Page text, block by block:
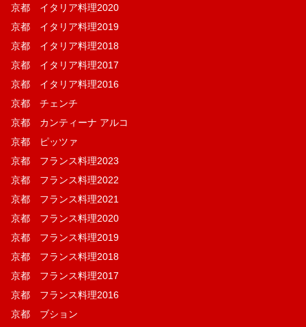
京都 イタリア料理2020
京都 イタリア料理2019
京都 イタリア料理2018
京都 イタリア料理2017
京都 イタリア料理2016
京都 チェンチ
京都 カンティーナ アルコ
京都 ピッツァ
京都 フランス料理2023
京都 フランス料理2022
京都 フランス料理2021
京都 フランス料理2020
京都 フランス料理2019
京都 フランス料理2018
京都 フランス料理2017
京都 フランス料理2016
京都 ブション